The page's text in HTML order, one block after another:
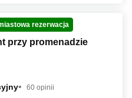
rezerwacja
przy promenadzie
60 opinii